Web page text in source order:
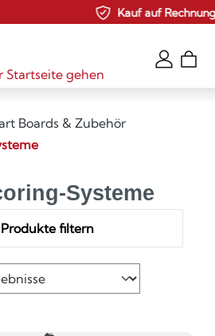
Kauf auf Rechnung
Boards & Zubehör
Systeme
filtern